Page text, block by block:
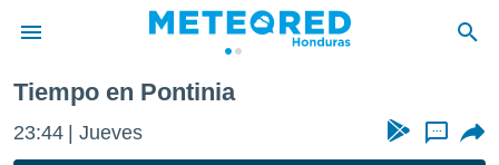
de
Tiempo en Pontinia
23:44 Jueves ...